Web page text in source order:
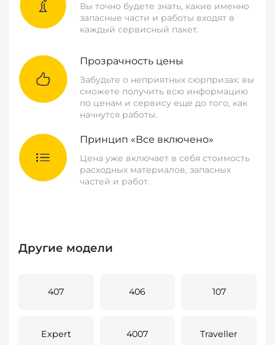
Вы точно будете знать, какие именно
запасные части и работы входят в
каждый сервисный пакет.
Прозрачность цены
Забудьте о неприятных сюрпризах: вы
сможете получить всю информацию
по ценам и сервису еще до того, как
начнутся работы.
Принцип «Все включено»
Цена уже включает в себя стоимость
расходных материалов, запасных
частей и работ.
Другие модели
407 406 107
Expert 4007 Traveller